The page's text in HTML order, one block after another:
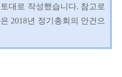
대로 작성했습니다. 참고로
2018년 정기총회의 안건으